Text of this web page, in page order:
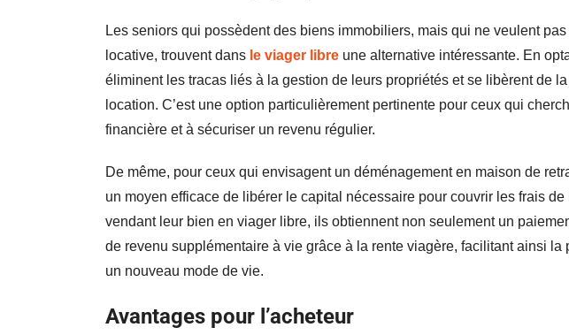
Les seniors qui possèdent des biens immobiliers, mais qui ne veulent pas
locative, trouvent dans le viager libre une alternative intéressante. En
éliminent les tracas liés à la gestion de leurs propriétés et se libèrent de
location. C’est une option particulièrement pertinente pour ceux qui
financière et à sécuriser un revenu régulier.
De même, pour ceux qui envisagent un déménagement en maison de
un moyen efficace de libérer le capital nécessaire pour couvrir les frais
vendant leur bien en viager libre, ils obtiennent non seulement un
de revenu supplémentaire à vie grâce à la rente viagère, facilitant ainsi
un nouveau mode de vie.
Avantages pour l’acheteur